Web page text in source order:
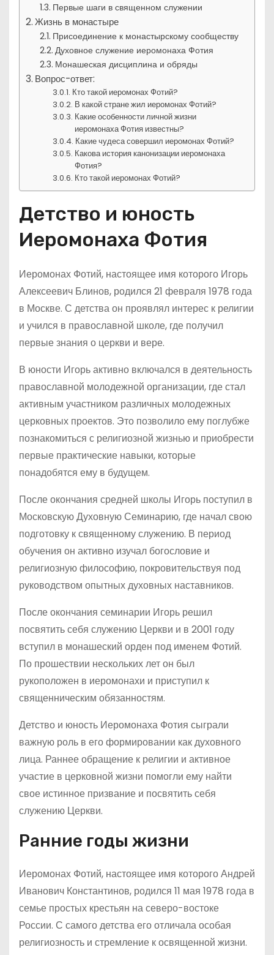
Первые шаги в священном служении
Жизнь в монастыре
Присоединение к монастырскому сообществу
Духовное служение иеромонаха Фотия
Монашеская дисциплина и обряды
Вопрос-ответ:
Кто такой иеромонах Фотий?
В какой стране жил иеромонах Фотий?
Какие особенности личной жизни
иеромонаха Фотия известны?
Какие чудеса совершил иеромонах Фотий?
Какова история канонизации иеромонаха
Фотия?
Кто такой иеромонах Фотий?
Детство и юность
Иеромонаха Фотия
Иеромонах Фотий, настоящее имя которого Игорь
Алексеевич Блинов, родился 21 февраля 1978 года
в Москве. С детства он проявлял интерес к религии
и учился в православной школе, где получил
первые знания о церкви и вере.
В юности Игорь активно включался в деятельность
православной молодежной организации, где стал
активным участником различных молодежных
церковных проектов. Это позволило ему поглубже
познакомиться с религиозной жизнью и приобрести
первые практические навыки, которые
понадобятся ему в будущем.
После окончания средней школы Игорь поступил в
Московскую Духовную Семинарию, где начал свою
подготовку к священному служению. В период
обучения он активно изучал богословие и
религиозную философию, покровительствуя под
руководством опытных духовных наставников.
После окончания семинарии Игорь решил
посвятить себя служению Церкви и в 2001 году
вступил в монашеский орден под именем Фотий.
По прошествии нескольких лет он был
рукоположен в иеромонахи и приступил к
священническим обязанностям.
Детство и юность Иеромонаха Фотия сыграли
важную роль в его формировании как духовного
лица. Раннее обращение к религии и активное
участие в церковной жизни помогли ему найти
свое истинное призвание и посвятить себя
служению Церкви.
Ранние годы жизни
Иеромонах Фотий, настоящее имя которого Андрей
Иванович Константинов, родился 11 мая 1978 года в
семье простых крестьян на северо-востоке
России. С самого детства его отличала особая
религиозность и стремление к освященной жизни.